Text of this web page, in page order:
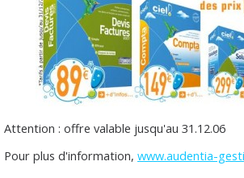
Attention : offre valable jusqu'au 31.12.06
Pour plus d'information, www.audentia-